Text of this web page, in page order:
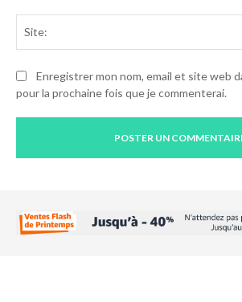
Enregistrer mon nom, email et site web
pour la prochaine fois que je commenterai.